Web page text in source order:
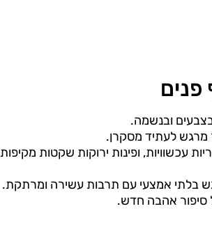
ובנשמה.
מרגש לעתיד מסקרן.
עכשוויות, ופינות ירוקות שקטות מקיפות
בלתי אמצעי עם תרבות עשירה ומרתקת.
סיפור אהבה חדש.